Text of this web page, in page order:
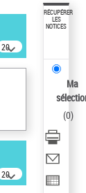
20
résultats/page
20
résultats/page
RÉCUPÉRER
LES
NOTICES
Ma
(0)